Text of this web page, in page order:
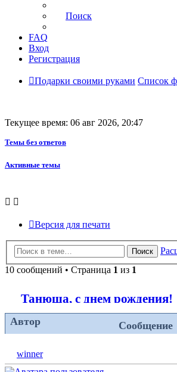
Поиск
FAQ
Вход
Регистрация
Подарки своими руками Список
Текущее время: 06 авг 2026, 20:47
Темы без ответов
Активные темы
Версия для печати
Поиск
10 сообщений • Страница 1 из 1
Танюша, с днем рождения!
Автор Сообщение
winner